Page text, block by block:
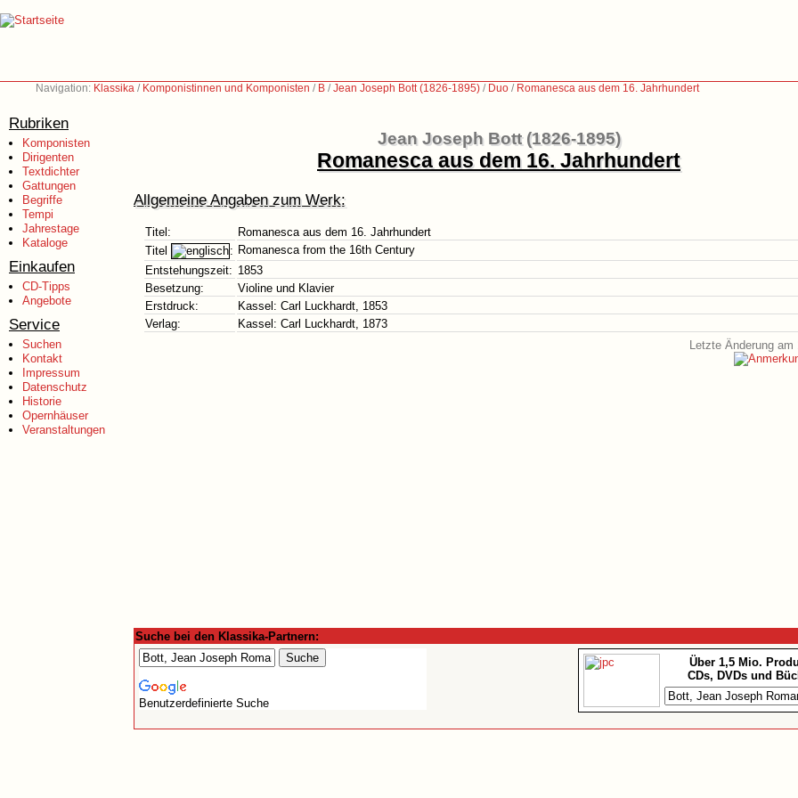
Navigation: Klassika / Komponistinnen und Komponisten / B /Jean Joseph Bott (1826-1895) / Duo / Romanesca aus dem 16. Jahrhundert
Rubriken
Komponisten
Dirigenten
Textdichter
Gattungen
Begriffe
Tempi
Jahrestage
Kataloge
Einkaufen
CD-Tipps
Angebote
Service
Suchen
Kontakt
Impressum
Datenschutz
Historie
Opernhäuser
Veranstaltungen
Jean Joseph Bott (1826-1895)
Romanesca aus dem 16. Jahrhundert
Allgemeine Angaben zum Werk:
Titel:
Romanesca aus dem 16. Jahrhundert
Titel
: Romanesca from the 16th Century
Entstehungszeit: 1853
Besetzung:
Violine und Klavier
Erstdruck:
Kassel: Carl Luckhardt, 1853
Verlag:
Kassel: Carl Luckhardt, 1873
Letzte Änderung am
Suche bei den Klassika-Partnern:
Benutzerdefinierte Suche
Über 1,5 Mio.
CDs, DVDs und